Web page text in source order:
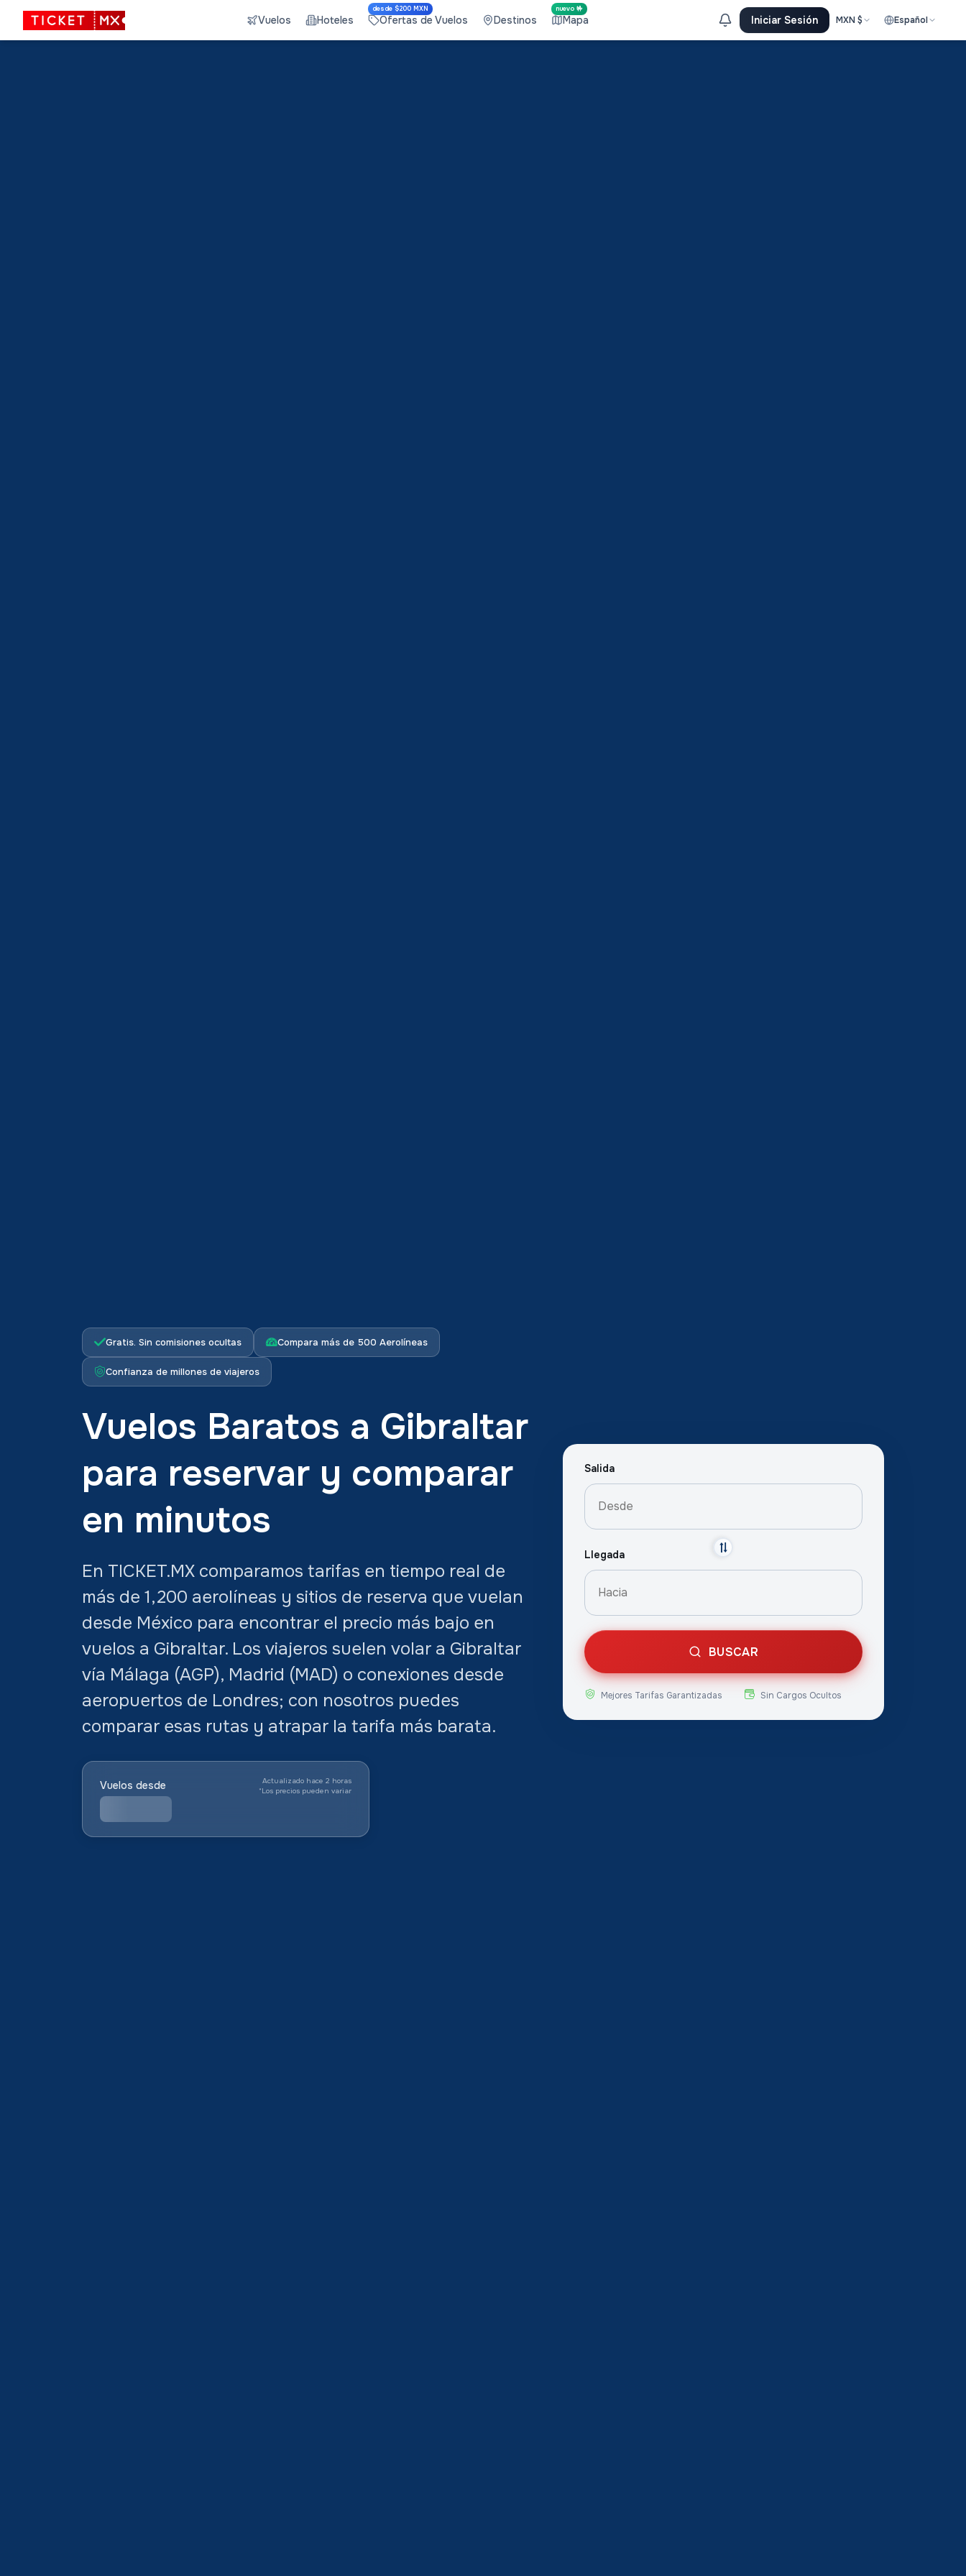
Vuelos Hoteles
desde $200 MXN
Ofertas de Vuelos Destinos
nuevo 🤟
Mapa Iniciar Sesión MXN$ Español
Gratis. Sin comisiones ocultas Compara más de 500 Aerolíneas
Confianza de millones de viajeros
Vuelos Baratos a Gibraltar
para reservar y comparar
en minutos
En TICKET.MX comparamos tarifas en tiempo real de
más de 1,200 aerolíneas y sitios de reserva que vuelan
desde México para encontrar el precio más bajo en
vuelos a Gibraltar. Los viajeros suelen volar a Gibraltar
vía Málaga (AGP), Madrid (MAD) o conexiones desde
aeropuertos de Londres; con nosotros puedes
comparar esas rutas y atrapar la tarifa más barata.
Vuelos desde
Actualizado hace 2 horas
*Los precios pueden variar
Salida
Llegada
BUSCAR
Mejores Tarifas Garantizadas Sin Cargos Ocultos